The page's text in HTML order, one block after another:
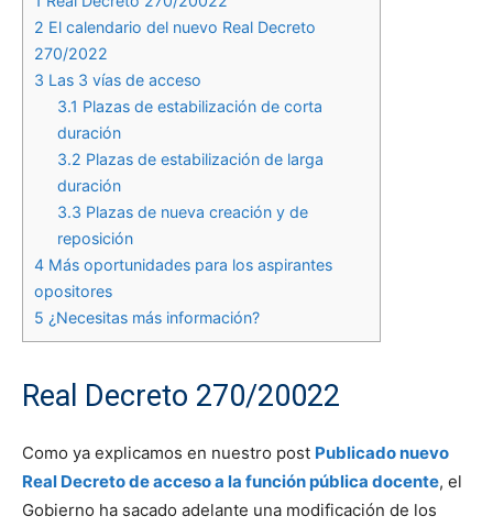
2 El calendario del nuevo Real Decreto
270/2022
3 Las 3 vías de acceso
3.1 Plazas de estabilización de corta
duración
3.2 Plazas de estabilización de larga
duración
3.3 Plazas de nueva creación y de
reposición
4 Más oportunidades para los aspirantes
opositores
5 ¿Necesitas más información?
Real Decreto 270/20022
Como ya explicamos en nuestro post Publicado nuevo
Real Decreto de acceso a la función pública docente, el
Gobierno ha sacado adelante una modificación de los